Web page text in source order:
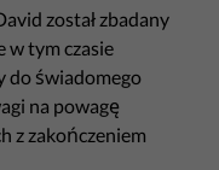
został zbadany
w tym czasie
do świadomego
na powagę
z zakończeniem